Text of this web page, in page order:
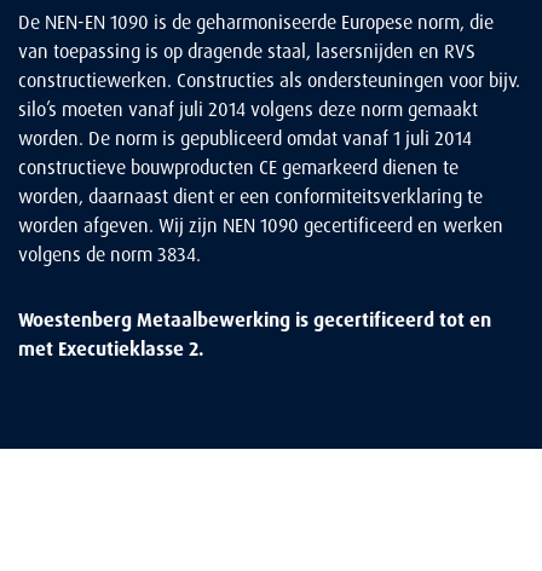
De NEN-EN 1090 is de geharmoniseerde Europese norm, die
van toepassing is op dragende staal, lasersnijden en RVS
constructiewerken. Constructies als ondersteuningen voor bijv.
silo’s moeten vanaf juli 2014 volgens deze norm gemaakt
worden. De norm is gepubliceerd omdat vanaf 1 juli 2014
constructieve bouwproducten CE gemarkeerd dienen te
worden, daarnaast dient er een conformiteitsverklaring te
worden afgeven. Wij zijn NEN 1090 gecertificeerd en werken
volgens de norm 3834.
Woestenberg Metaalbewerking is gecertificeerd tot en
met Executieklasse 2.